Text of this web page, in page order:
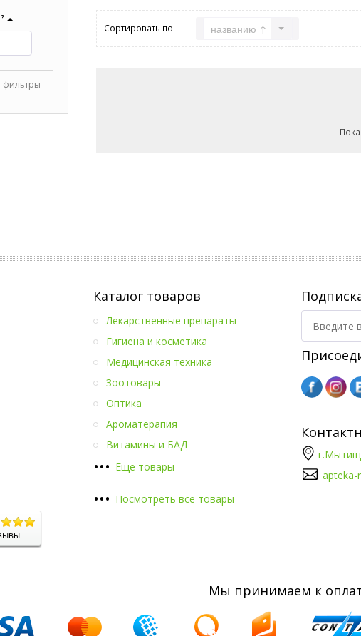
?
фильтры
Сортировать по: названию ↑
Каталог товаров
••• Еще товары
Лекарственные препараты
Гигиена и косметика
Медицинская техника
Зоотовары
Оптика
Ароматерапия
Витамины и БАД
••• Посмотреть все товары
apteka-
Мы принимаем к